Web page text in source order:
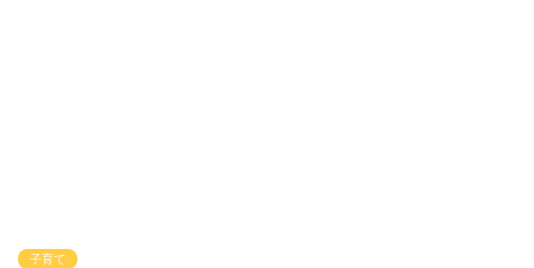
子育て